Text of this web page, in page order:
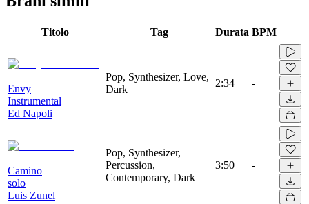
Titolo Tag Durata BPM
Envy
Instrumental
Ed Napoli
Pop, Synthesizer, Love,
Dark
2:34 -
Camino
solo
Luis Zunel
Pop, Synthesizer,
Percussion,
Contemporary, Dark
3:50 -